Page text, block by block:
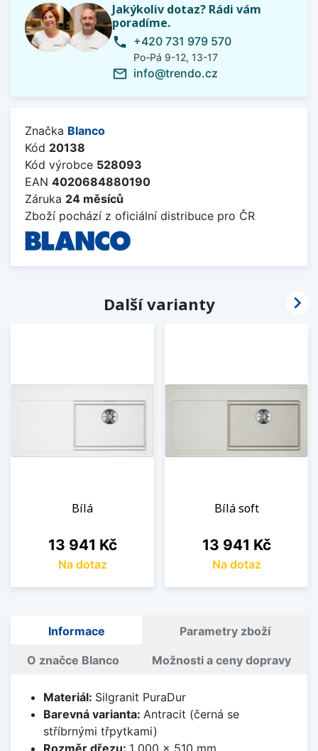
Jakýkoliv dotaz? Rádi vám
poradíme.
phone +420 731 979 570
Po-Pá 9-12, 13-17
mail_outline info@trendo.cz
Značka Blanco
Kód 20138
Kód výrobce 528093
EAN 4020684880190
Záruka 24 měsíců
Zboží pochází z oficiální distribuce pro ČR
Další varianty
Bílá
Cena
13 941 Kč
Na dotaz
Bílá soft
Cena
13 941 Kč
Na dotaz

Informace Parametry zboží
O značce Blanco Možnosti a ceny dopravy
Materiál: Silgranit PuraDur
Barevná varianta: Antracit (černá se
stříbrnými třpytkami)
Rozměr dřezu: 1 000 x 510 mm